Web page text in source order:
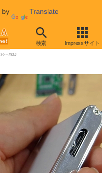
by Translate
検索 Impressサイト
、USB 3.0対応 / USBメモリも自作可能？
ケースほか